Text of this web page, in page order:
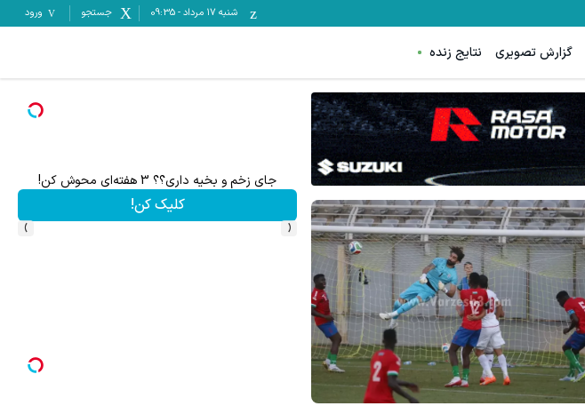
شنبه ۱۷ مرداد -
09:35 جستجو ورود
گزارش تصویری نتایج زنده
جای این پک تقویت موی جلبک توی حمومت خالیه!45%تخفیف
خرید محصول
جای زخم و بخیه داری؟؟ 3 هفته‌ای محوش کن!
کلیک کن!
‹
›